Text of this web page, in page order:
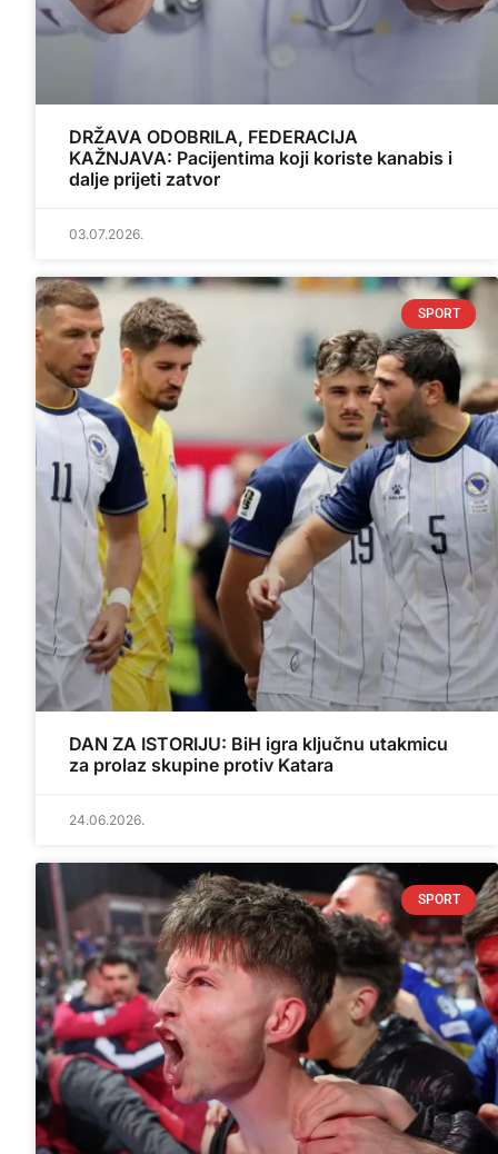
DRŽAVA ODOBRILA, FEDERACIJA
KAŽNJAVA: Pacijentima koji koriste kanabis i
dalje prijeti zatvor
03.07.2026.
SPORT
DAN ZA ISTORIJU: BiH igra ključnu utakmicu
za prolaz skupine protiv Katara
24.06.2026.
SPORT